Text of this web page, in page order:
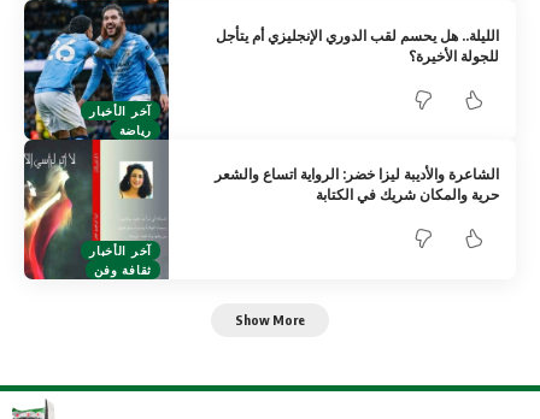
آخر الأخبار
رياضة
الليلة.. هل يحسم لقب الدوري الإنجليزي أم يتأجل
للجولة الأخيرة؟
آخر الأخبار
ثقافة وفن
الشاعرة والأديبة ليزا خضر: الرواية اتساع والشعر
حرية والمكان شريك في الكتابة
Show More